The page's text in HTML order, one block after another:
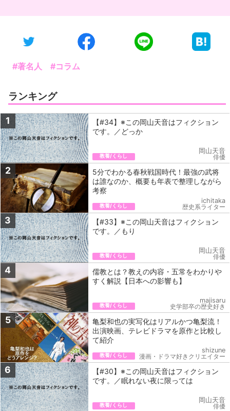
#著名人 #コラム
ランキング
1
【#34】※この岡山天音はフィクション
です。／どっか
教養/くらし
岡山天音
俳優
2
5分でわかる春秋戦国時代！最強の武将
は誰なのか、概要も年表で整理しながら
考察
教養/くらし
ichitaka
歴史系ライター
3
【#33】※この岡山天音はフィクション
です。／もり
教養/くらし
岡山天音
俳優
4
儒教とは？教えの内容・五常をわかりや
すく解説【日本への影響も】
教養/くらし
majisaru
史学部卒の歴史好き
5
亀梨和也の実写化はリアルかつ亀梨流！
出演映画、テレビドラマを原作と比較し
て紹介
教養/くらし
shizune
漫画・ドラマ好きクリエイター
6
【#30】※この岡山天音はフィクション
です。／眠れない夜に限っては
教養/くらし
岡山天音
俳優